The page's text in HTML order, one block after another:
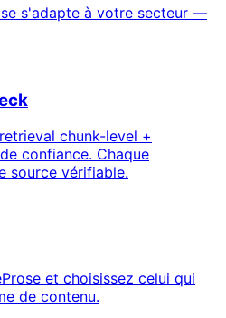
s'adapte à votre secteur —
chunk-level +
confiance. Chaque
source vérifiable.
et choisissez celui qui
de contenu.